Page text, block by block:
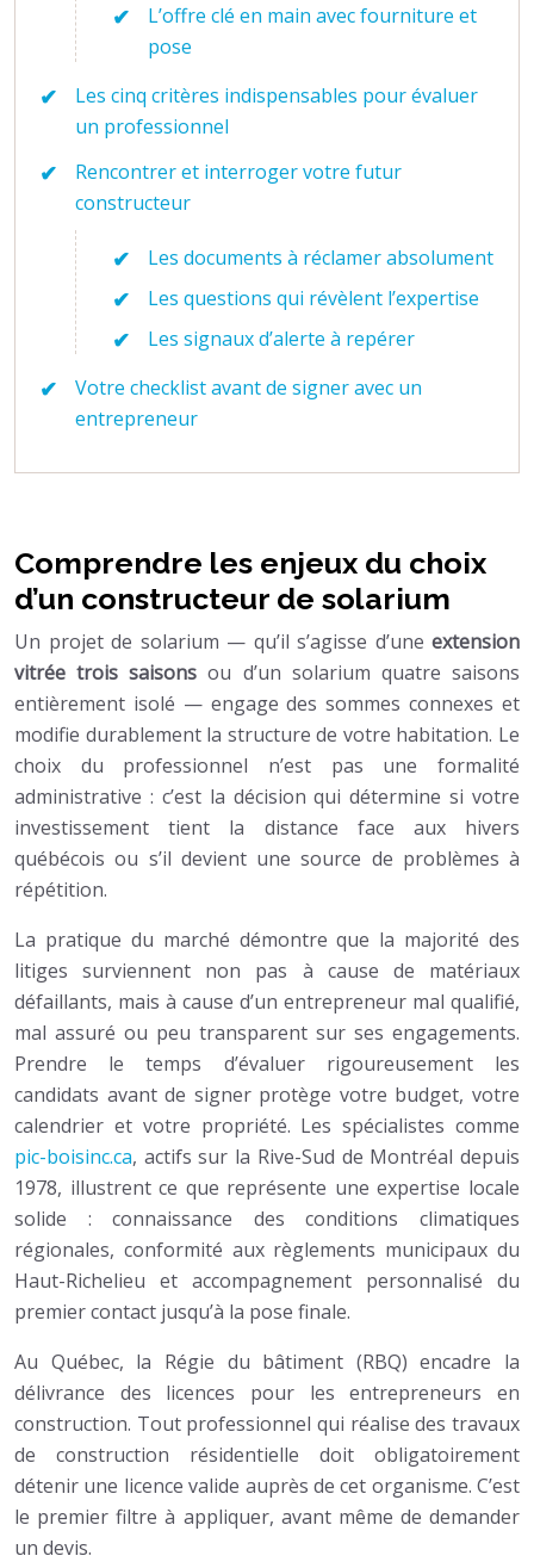
L’offre clé en main avec fourniture et
pose
Les cinq critères indispensables pour évaluer
un professionnel
Rencontrer et interroger votre futur
constructeur
Les documents à réclamer absolument
Les questions qui révèlent l’expertise
Les signaux d’alerte à repérer
Votre checklist avant de signer avec un
entrepreneur
Comprendre les enjeux du choix
d’un constructeur de solarium
Un projet de solarium — qu’il s’agisse d’une extension
vitrée trois saisons ou d’un solarium quatre saisons
entièrement isolé — engage des sommes connexes et
modifie durablement la structure de votre habitation. Le
choix du professionnel n’est pas une formalité
administrative : c’est la décision qui détermine si votre
investissement tient la distance face aux hivers
québécois ou s’il devient une source de problèmes à
répétition.
La pratique du marché démontre que la majorité des
litiges surviennent non pas à cause de matériaux
défaillants, mais à cause d’un entrepreneur mal qualifié,
mal assuré ou peu transparent sur ses engagements.
Prendre le temps d’évaluer rigoureusement les
candidats avant de signer protège votre budget, votre
calendrier et votre propriété. Les spécialistes comme
pic-boisinc.ca, actifs sur la Rive-Sud de Montréal depuis
1978, illustrent ce que représente une expertise locale
solide : connaissance des conditions climatiques
régionales, conformité aux règlements municipaux du
Haut-Richelieu et accompagnement personnalisé du
premier contact jusqu’à la pose finale.
Au Québec, la Régie du bâtiment (RBQ) encadre la
délivrance des licences pour les entrepreneurs en
construction. Tout professionnel qui réalise des travaux
de construction résidentielle doit obligatoirement
détenir une licence valide auprès de cet organisme. C’est
le premier filtre à appliquer, avant même de demander
un devis.